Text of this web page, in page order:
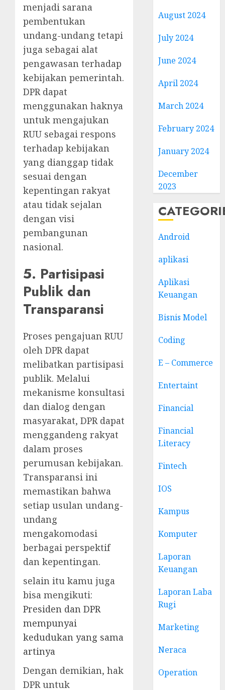
menjadi sarana
pembentukan
undang-undang tetapi
juga sebagai alat
pengawasan terhadap
kebijakan pemerintah.
DPR dapat
menggunakan haknya
untuk mengajukan
RUU sebagai respons
terhadap kebijakan
yang dianggap tidak
sesuai dengan
kepentingan rakyat
atau tidak sejalan
dengan visi
pembangunan
nasional.
5. Partisipasi
Publik dan
Transparansi
Proses pengajuan RUU
oleh DPR dapat
melibatkan partisipasi
publik. Melalui
mekanisme konsultasi
dan dialog dengan
masyarakat, DPR dapat
menggandeng rakyat
dalam proses
perumusan kebijakan.
Transparansi ini
memastikan bahwa
setiap usulan undang-
undang
mengakomodasi
berbagai perspektif
dan kepentingan.
selain itu kamu juga
bisa mengikuti:
Presiden dan DPR
mempunyai
kedudukan yang sama
artinya
Dengan demikian, hak
DPR untuk
August 2024
July 2024
June 2024
April 2024
March 2024
February 2024
January 2024
December
2023
Android
aplikasi
Aplikasi
Keuangan
Bisnis Model
Coding
E – Commerce
Entertaint
Financial
Financial
Literacy
Fintech
IOS
Kampus
Komputer
Laporan
Keuangan
Laporan Laba
Rugi
Marketing
Neraca
Operation